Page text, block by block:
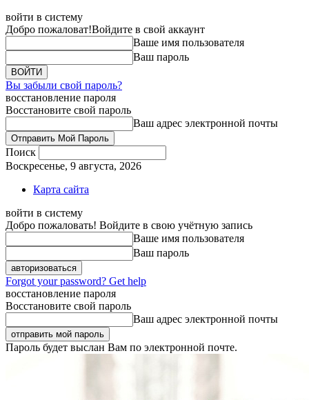
войти в систему
Добро пожаловат!Войдите в свой аккаунт
Ваше имя пользователя
Ваш пароль
Вы забыли свой пароль?
восстановление пароля
Восстановите свой пароль
Ваш адрес электронной почты
Поиск
Воскресенье, 9 августа, 2026
Карта сайта
войти в систему
Добро пожаловать! Войдите в свою учётную запись
Ваше имя пользователя
Ваш пароль
Forgot your password? Get help
восстановление пароля
Восстановите свой пароль
Ваш адрес электронной почты
Пароль будет выслан Вам по электронной почте.